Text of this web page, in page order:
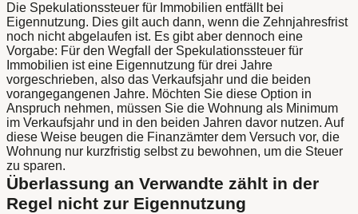
Die Spekulationssteuer für Immobilien entfällt bei
Eigennutzung. Dies gilt auch dann, wenn die Zehnjahresfrist
noch nicht abgelaufen ist. Es gibt aber dennoch eine
Vorgabe: Für den Wegfall der Spekulationssteuer für
Immobilien ist eine Eigennutzung für drei Jahre
vorgeschrieben, also das Verkaufsjahr und die beiden
vorangegangenen Jahre. Möchten Sie diese Option in
Anspruch nehmen, müssen Sie die Wohnung als Minimum
im Verkaufsjahr und in den beiden Jahren davor nutzen. Auf
diese Weise beugen die Finanzämter dem Versuch vor, die
Wohnung nur kurzfristig selbst zu bewohnen, um die Steuer
zu sparen.
Überlassung an Verwandte zählt in der
Regel nicht zur Eigennutzung